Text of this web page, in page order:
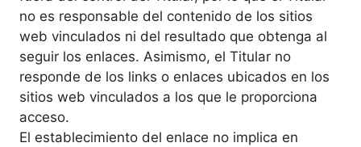
no es responsable del contenido de los sitios
web vinculados ni del resultado que obtenga al
seguir los enlaces. Asimismo, el Titular no
responde de los links o enlaces ubicados en los
sitios web vinculados a los que le proporciona
acceso.
El establecimiento del enlace no implica en